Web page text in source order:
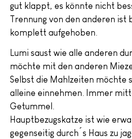
gut klappt, es könnte nicht
Trennung von den anderen ist
komplett aufgehoben.
Lumi saust wie alle anderen
möchte mit den anderen
Selbst die Mahlzeiten möchte
alleine einnehmen. Immer
Getummel.
Hauptbezugskatze ist wie
gegenseitig durch´s Haus zu